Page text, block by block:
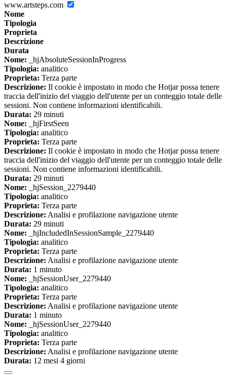
www.artsteps.com
Nome
Tipologia
Proprieta
Descrizione
Durata
Nome: _hjAbsoluteSessionInProgress
Tipologia: analitico
Proprieta: Terza parte
Descrizione: Il cookie è impostato in modo che Hotjar possa tenere
traccia dell'inizio del viaggio dell'utente per un conteggio totale delle
sessioni. Non contiene informazioni identificabili.
Durata: 29 minuti
Nome: _hjFirstSeen
Tipologia: analitico
Proprieta: Terza parte
Descrizione: Il cookie è impostato in modo che Hotjar possa tenere
traccia dell'inizio del viaggio dell'utente per un conteggio totale delle
sessioni. Non contiene informazioni identificabili.
Durata: 29 minuti
Nome: _hjSession_2279440
Tipologia: analitico
Proprieta: Terza parte
Descrizione: Analisi e profilazione navigazione utente
Durata: 29 minuti
Nome: _hjIncludedInSessionSample_2279440
Tipologia: analitico
Proprieta: Terza parte
Descrizione: Analisi e profilazione navigazione utente
Durata: 1 minuto
Nome: _hjSessionUser_2279440
Tipologia: analitico
Proprieta: Terza parte
Descrizione: Analisi e profilazione navigazione utente
Durata: 1 minuto
Nome: _hjSessionUser_2279440
Tipologia: analitico
Proprieta: Terza parte
Descrizione: Analisi e profilazione navigazione utente
Durata: 12 mesi 4 giorni